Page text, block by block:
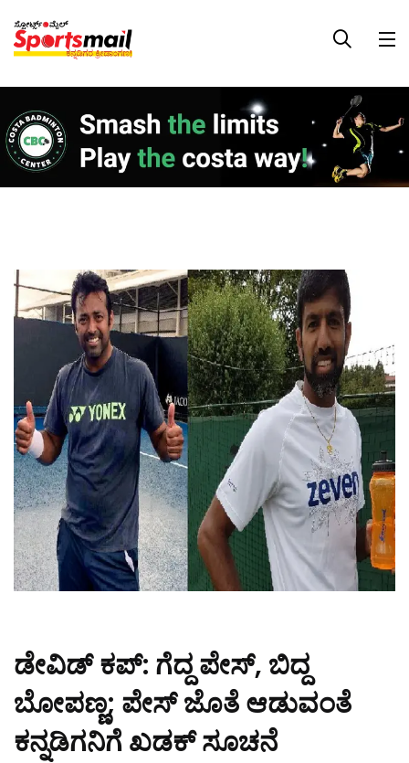
ಡೇವಿಡ್ ಕಪ್: ಗೆದ್ದ ಪೇಸ್, ಬಿದ್ದ
ಬೋಪಣ್ಣ; ಪೇಸ್ ಜೊತೆ ಆಡುವಂತೆ
ಕನ್ನಡಿಗನಿಗೆ ಖಡಕ್ ಸೂಚನೆ